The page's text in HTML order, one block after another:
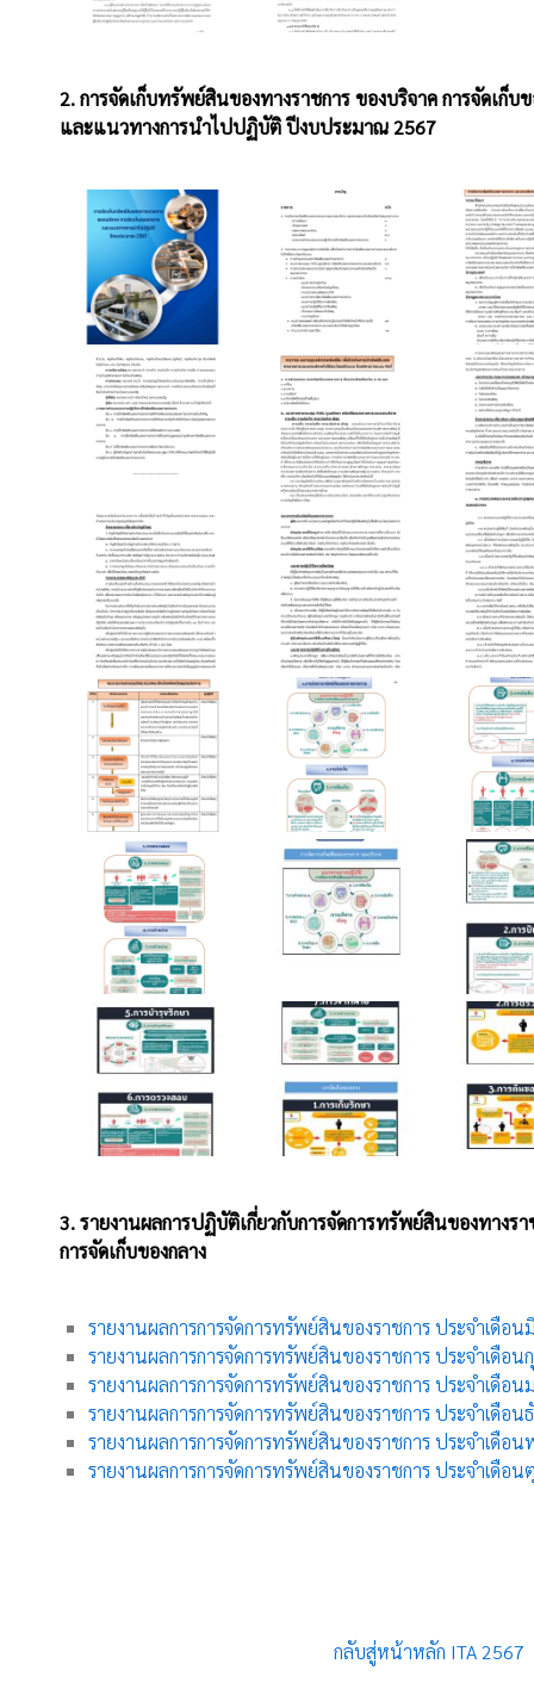
2. การจัดเก็บทรัพย์สินของทางราชการ ของบริจาค การจัดเก็บข
และแนวทางการนำไปปฏิบัติ ปีงบประมาณ 2567
3.รายงานผลการปฏิบัติเกี่ยวกับการจัดการทรัพย์สินของทางรา
การจัดเก็บของกลาง
รายงานผลการการจัดการทรัพย์สินของราชการ ประจำเดือ
รายงานผลการการจัดการทรัพย์สินของราชการ ประจำเดือ
รายงานผลการการจัดการทรัพย์สินของราชการ ประจำเดือ
รายงานผลการการจัดการทรัพย์สินของราชการ ประจำเดือ
รายงานผลการการจัดการทรัพย์สินของราชการ ประจำเดือ
รายงานผลการการจัดการทรัพย์สินของราชการ ประจำเดือ
กลับสู่หน้าหลัก ITA 2567